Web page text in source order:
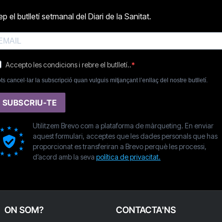
el butlletí setmanal del Diari de la Sanitat.
Accepto les condicions i rebre el butlletí..
cancel·lar la subscripció quan vulguis mitjançant l’enllaç del nostre butlletí.
SUBSCRIU-TE
Utilitzem Brevo com a plataforma de màrqueting. En enviar
aquest formulari, acceptes que les dades personals que has
proporcionat es transferiran a Brevo perquè les processi,
d’acord amb la seva política de privacitat.
ON SOM? CONTACTA'NS